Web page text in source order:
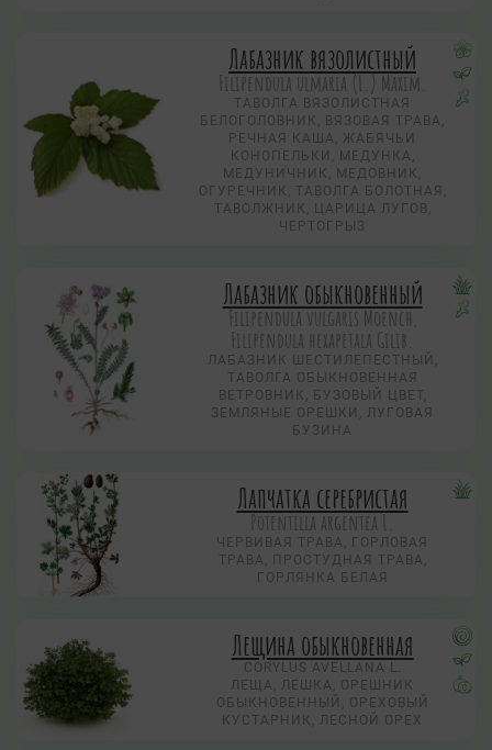
Лабазник вязолистный
Filipendula ulmaria (L.) Maxim.
ТАВОЛГА ВЯЗОЛИСТНАЯ
БЕЛОГОЛОВНИК, ВЯЗОВАЯ ТРАВА,
РЕЧНАЯ КАША, ЖАБЯЧЬИ
КОНОПЕЛЬКИ, МЕДУНКА,
МЕДУНИЧНИК, МЕДОВНИК,
ОГУРЕЧНИК, ТАВОЛГА БОЛОТНАЯ,
ТАВОЛЖНИК, ЦАРИЦА ЛУГОВ,
ЧЕРТОГРЫЗ
Лабазник обыкновенный
Filipendula vulgaris Moench,
Filipendula hexapetala Gilib.
ЛАБАЗНИК ШЕСТИЛЕПЕСТНЫЙ,
ТАВОЛГА ОБЫКНОВЕННАЯ
ВЕТРОВНИК, БУЗОВЫЙ ЦВЕТ,
ЗЕМЛЯНЫЕ ОРЕШКИ, ЛУГОВАЯ
БУЗИНА
Лапчатка серебристая
Potentilla argentea L.
ЧЕРВИВАЯ ТРАВА, ГОРЛОВАЯ
ТРАВА, ПРОСТУДНАЯ ТРАВА,
ГОРЛЯНКА БЕЛАЯ
Лещина обыкновенная
CORYLUS AVELLANA L.
ЛЕЩА, ЛЕШКА, ОРЕШНИК
ОБЫКНОВЕННЫЙ, ОРЕХОВЫЙ
КУСТАРНИК, ЛЕСНОЙ ОРЕХ